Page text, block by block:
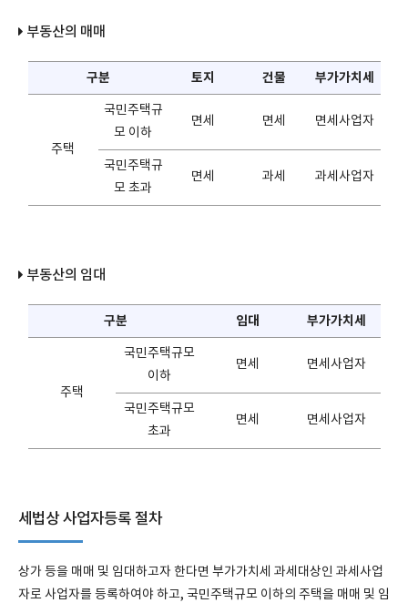
부동산의 매매
구분 토지 건물 부가가치세
주택
국민주택규
모 이하
면세 면세 면세사업자
국민주택규
모 초과
면세 과세 과세사업자
부동산의 임대
구분 임대 부가가치세
주택
국민주택규모
이하
면세 면세사업자
국민주택규모
초과
면세 면세사업자
세법상 사업자등록 절차
상가 등을 매매 및 임대하고자 한다면 부가가치세 과세대상인 과세사업
자로 사업자를 등록하여야 하고, 국민주택규모 이하의 주택을 매매 및 임